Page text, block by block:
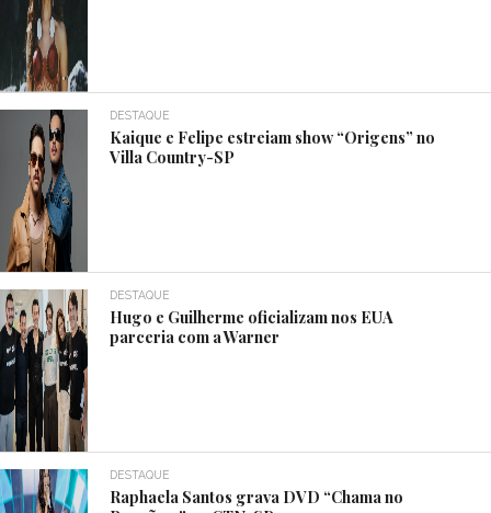
DESTAQUE
Kaique e Felipe estreiam show “Origens” no
Villa Country-SP
DESTAQUE
Hugo e Guilherme oficializam nos EUA
parceria com a Warner
DESTAQUE
Raphaela Santos grava DVD “Chama no